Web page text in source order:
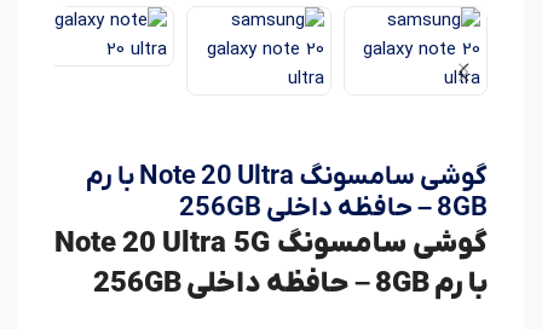
گوشی سامسونگ Note 20 Ultra با رم
8GB – حافظه داخلی 256GB
گوشی سامسونگ Note 20 Ultra 5G
با رم 8GB – حافظه داخلی 256GB